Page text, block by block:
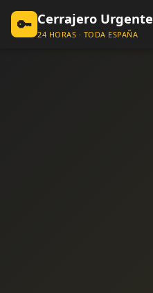
🔑 Cerrajero Urgente
24 HORAS · TODA ESPAÑA